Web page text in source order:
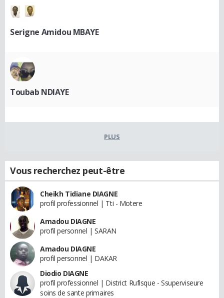
Serigne Amidou MBAYE
Toubab NDIAYE
PLUS
Vous recherchez peut-être
Cheikh Tidiane DIAGNE
profil professionnel | Tti - Motere
Amadou DIAGNE
profil personnel | SARAN
Amadou DIAGNE
profil personnel | DAKAR
Diodio DIAGNE
profil professionnel | District Rufisque - Ssuperviseure
soins de sante primaires